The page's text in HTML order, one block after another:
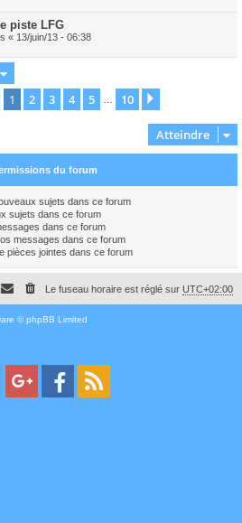
piste LFG
« 13/juin/13 - 06:38
Page 1sur10
1 2 3 4 5 10
Atteindre
du forum
sujets dans ce forum
sujets dans ce forum
dans ce forum
messages dans ce forum
pièces jointes dans ce forum
Le fuseau horaire est réglé sur UTC+02:00
© phpBB Limited